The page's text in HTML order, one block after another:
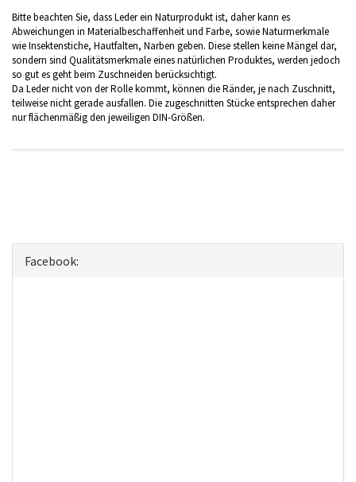
Bitte beachten Sie, dass Leder ein Naturprodukt ist, daher kann es
Abweichungen in Materialbeschaffenheit und Farbe, sowie Naturmerkmale
wie Insektenstiche, Hautfalten, Narben geben. Diese stellen keine Mängel dar,
sondern sind Qualitätsmerkmale eines natürlichen Produktes, werden jedoch
so gut es geht beim Zuschneiden berücksichtigt.
Da Leder nicht von der Rolle kommt, können die Ränder, je nach Zuschnitt,
teilweise nicht gerade ausfallen. Die zugeschnitten Stücke entsprechen daher
nur flächenmäßig den jeweiligen DIN-Größen.
Facebook: